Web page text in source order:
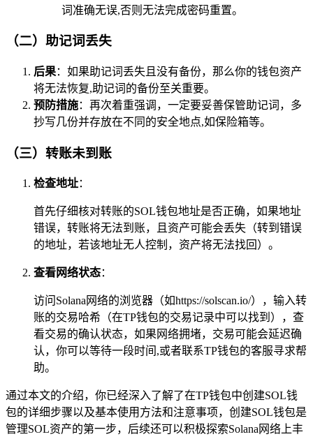
词准确无误,否则无法完成密码重置。
（二）助记词丢失
后果：如果助记词丢失且没有备份，那么你的钱包资产
将无法恢复,助记词的备份至关重要。
预防措施：再次着重强调，一定要妥善保管助记词，多
抄写几份并存放在不同的安全地点,如保险箱等。
（三）转账未到账
检查地址：
首先仔细核对转账的SOL钱包地址是否正确，如果地址
错误，转账将无法到账，且资产可能会丢失（转到错误
的地址，若该地址无人控制，资产将无法找回）。
查看网络状态：
访问Solana网络的浏览器（如https://solscan.io/），输入转
账的交易哈希（在TP钱包的交易记录中可以找到），查
看交易的确认状态，如果网络拥堵，交易可能会延迟确
认，你可以等待一段时间,或者联系TP钱包的客服寻求帮
助。
通过本文的介绍，你已经深入了解了在TP钱包中创建SOL钱
包的详细步骤以及基本使用方法和注意事项，创建SOL钱包是
管理SOL资产的第一步，后续还可以积极探索Solana网络上丰